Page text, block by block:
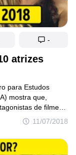
atrizes
11/07/2018
para Estudos
mostra que,
de filmes
se dermos
exemplos
conquistar
-